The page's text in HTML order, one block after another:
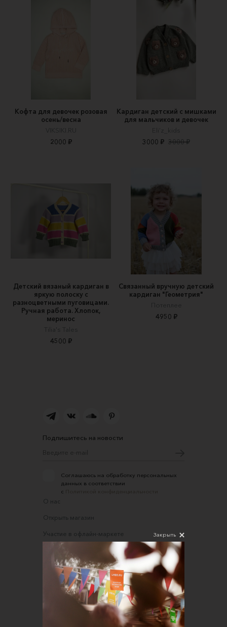
Кофта для девочек розовая
осень/весна
VIKSIKI.RU
2000 ₽
Кардиган детский с мишками
для мальчиков и девочек
Eli’z_kids
3000 ₽ 3000 ₽
Детский вязаный кардиган в
яркую полоску с
разноцветными пуговицами.
Ручная работа. Хлопок,
меринос
Tilia's Tales
4500 ₽
Связанный вручную детский
кардиган "Геометрия"
Потеплее
4950 ₽
Подпишитесь на новости
Соглашаюсь на обработку персональных
данных в соответствии
с
О нас
Открыть магазин
Участие в офлайн-маркете
Требования к фотографиям
Обратная связь
Соглашение об оказании услуг
Закрыть